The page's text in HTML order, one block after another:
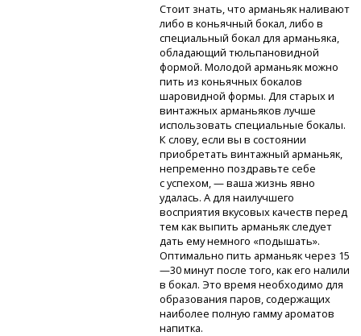
Стоит знать, что арманьяк наливают
либо в коньячный бокал, либо в
специальный бокал для арманьяка,
обладающий тюльпановидной
формой. Молодой арманьяк можно
пить из коньячных бокалов
шаровидной формы. Для старых и
винтажных арманьяков лучше
использовать специальные бокалы.
К слову, если вы в состоянии
приобретать винтажный арманьяк,
непременно поздравьте себе
с успехом, — ваша жизнь явно
удалась. А для наилучшего
восприятия вкусовых качеств перед
тем как выпить арманьяк следует
дать ему немного «подышать».
Оптимально пить арманьяк через 15
—30 минут после того, как его налили
в бокал. Это время необходимо для
образования паров, содержащих
наиболее полную гамму ароматов
напитка.